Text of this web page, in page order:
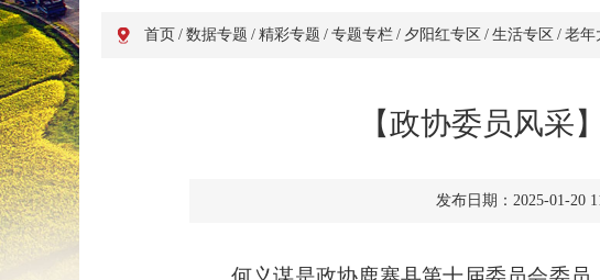
首页 / 数据专题 / 精彩专题 / 专题专栏 / 夕阳红专区 / 生活专区 / 老年
【政协委员风
发布日期：2025-01-20